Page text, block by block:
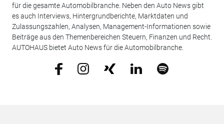
für die gesamte Automobilbranche. Neben den Auto News gibt
es auch Interviews, Hintergrundberichte, Marktdaten und
Zulassungszahlen, Analysen, Management-Informationen sowie
Beiträge aus den Themenbereichen Steuern, Finanzen und Recht.
AUTOHAUS bietet Auto News für die Automobilbranche.